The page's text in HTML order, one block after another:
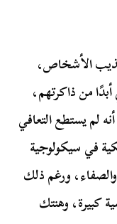
الأشخاص،
من ذاكرتهم،
لم يستطع التعافي
في سيكولوجية
ورغم ذلك
كبيرة، وهنتك